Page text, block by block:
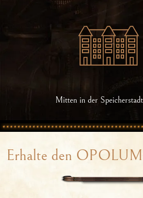
Mitten in der
Erhalte den